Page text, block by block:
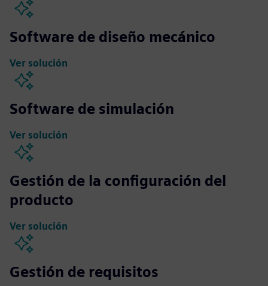
Software de diseño mecánico
Ver solución
Software de simulación
Ver solución
Gestión de la configuración del
producto
Ver solución
Gestión de requisitos